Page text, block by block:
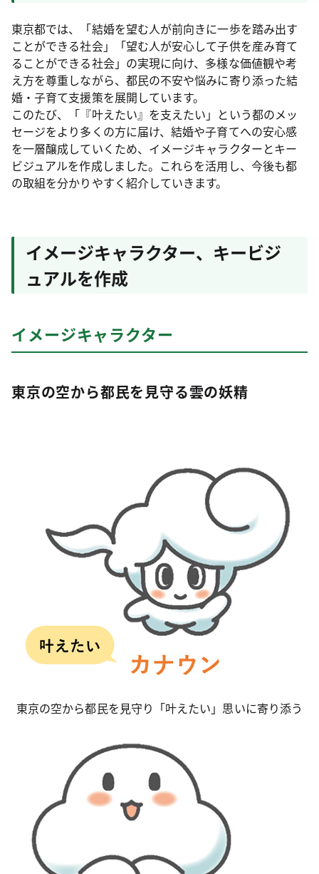
東京都では、「結婚を望む人が前向きに一歩を踏み出す
ことができる社会」「望む人が安心して子供を産み育て
ることができる社会」の実現に向け、多様な価値観や考
え方を尊重しながら、都民の不安や悩みに寄り添った結
婚・子育て支援策を展開しています。
このたび、「『叶えたい』を支えたい」という都のメッ
セージをより多くの方に届け、結婚や子育てへの安心感
を一層醸成していくため、イメージキャラクターとキー
ビジュアルを作成しました。これらを活用し、今後も都
の取組を分かりやすく紹介していきます。
イメージキャラクター、キービジ
ュアルを作成
イメージキャラクター
東京の空から都民を見守る雲の妖精
東京の空から都民を見守り「叶えたい」思いに寄り添う